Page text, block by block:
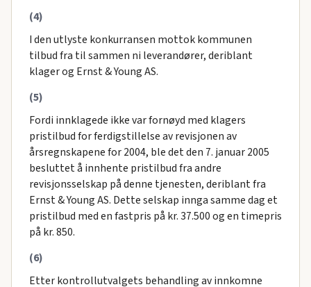
(4)
I den utlyste konkurransen mottok kommunen
tilbud fra til sammen ni leverandører, deriblant
klager og Ernst & Young AS.
(5)
Fordi innklagede ikke var fornøyd med klagers
pristilbud for ferdigstillelse av revisjonen av
årsregnskapene for 2004, ble det den 7. januar 2005
besluttet å innhente pristilbud fra andre
revisjonsselskap på denne tjenesten, deriblant fra
Ernst & Young AS. Dette selskap innga samme dag et
pristilbud med en fastpris på kr. 37.500 og en timepris
på kr. 850.
(6)
Etter kontrollutvalgets behandling av innkomne